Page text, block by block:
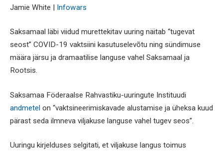
Jamie White | Infowars
Saksamaal läbi viidud murettekitav uuring näitab “tugevat
seost” COVID-19 vaktsiini kasutuselevõtu ning sündimuse
määra järsu ja dramaatilise languse vahel Saksamaal ja
Rootsis.
Saksamaa Föderaalse Rahvastiku-uuringute Instituudi
andmetel on “vaktsineerimiskavade alustamise ja üheksa kuud
pärast seda ilmneva viljakuse languse vahel tugev seos”.
Uuringu kirjelduses selgitati, et viljakuse langus toimus